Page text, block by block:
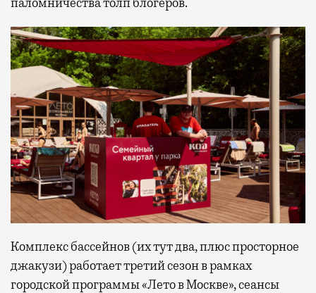
Комплекс бассейнов (их тут два, плюс просторное
джакузи) работает третий сезон в рамках
городской программы «Лето в Москве», сеансы